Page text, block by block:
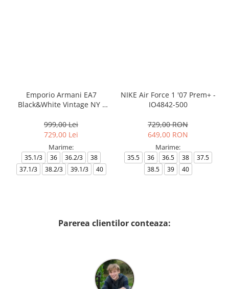
Emporio Armani EA7
Black&White Vintage NY -
999,00 Lei
729,00 Lei
Marime:
35.1/3 36 36.2/3
38
37.1/3
38.2/3 39.1/3 40
NIKE Air Force 1 '07 Prem+ -
IO4842-500
729,00 RON
649,00 RON
Marime:
35.5 36 36.5 38
37.5
38.5
39 40
Parerea clientilor conteaza: